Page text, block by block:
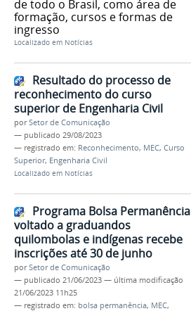
de todo o Brasil, como área de
formação, cursos e formas de
ingresso
Localizado em Notícias
Resultado do processo de
reconhecimento do curso
superior de Engenharia Civil
porSetor de Comunicação
— publicado 29/08/2023
— registrado em: Reconhecimento, MEC, Curso
Superior, Engenharia Civil
Localizado em Notícias
Programa Bolsa Permanência
voltado a graduandos
quilombolas e indígenas recebe
inscrições até 30 de junho
porSetor de Comunicação
— publicado 21/06/2023 — última modificação
21/06/2023 11h25
— registrado em: bolsa permanência, MEC,